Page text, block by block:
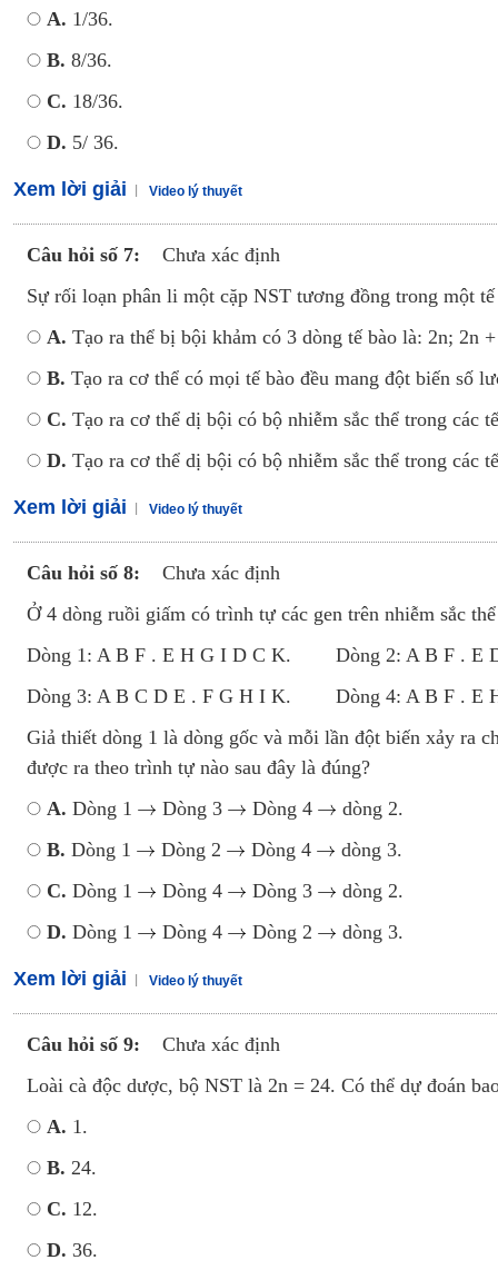
A. 1/36.
B. 8/36.
C. 18/36.
D. 5/ 36.
Xem lời giải Video lý thuyết
Câu hỏi số 7:
Chưa xác định
Sự rối loạn phân li một cặp NST tương đồng trong một
A. Tạo ra thể bị bội khảm có 3 dòng tế bào là: 2n; 2n
B. Tạo ra cơ thể có mọi tế bào đều mang đột biến số
C. Tạo ra cơ thể dị bội có bộ nhiễm sắc thể trong các
D. Tạo ra cơ thể dị bội có bộ nhiễm sắc thể trong các
Xem lời giải Video lý thuyết
Câu hỏi số 8:
Chưa xác định
Ở 4 dòng ruồi giấm có trình tự các gen trên nhiễm sắc
Dòng 1: A B F . E H G I D C K. Dòng 2: A B F . E
Dòng 3: A B C D E . F G H I K. Dòng 4: A B F . E
Giả thiết dòng 1 là dòng gốc và mỗi lần đột biến xảy ra
được ra theo trình tự nào sau đây là đúng?
A. Dòng 1 Dòng 3 Dòng 4
dòng 2.
B. Dòng 1 Dòng 2 Dòng 4
dòng 3.
C. Dòng 1 Dòng 4 Dòng 3
dòng 2.
D. Dòng 1 Dòng 4 Dòng 2 dòng 3.
Xem lời giải Video lý thuyết
Câu hỏi số 9:
Chưa xác định
Loài cà độc dược, bộ NST là 2n = 24. Có thể dự đoán
A. 1.
B. 24.
C. 12.
D. 36.